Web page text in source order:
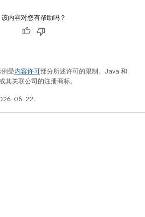
该内容对您有帮助吗？
受内容许可部分所述许可的限制。Java 和
关联公司的注册商标。
06-22。